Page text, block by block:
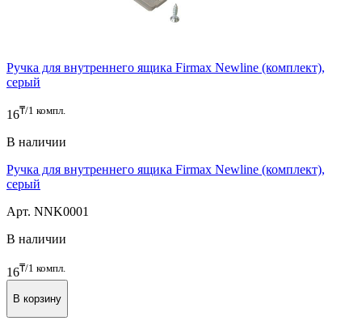
Ручка для внутреннего ящика Firmax Newline (комплект),
серый
16₸/1 компл.
В наличии
Ручка для внутреннего ящика Firmax Newline (комплект),
серый
Арт. NNK0001
В наличии
16₸/1 компл.
В корзину